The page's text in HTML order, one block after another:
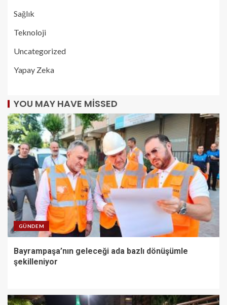
Sağlık
Teknoloji
Uncategorized
Yapay Zeka
YOU MAY HAVE MISSED
GÜNDEM
Bayrampaşa’nın geleceği ada bazlı dönüşümle
şekilleniyor